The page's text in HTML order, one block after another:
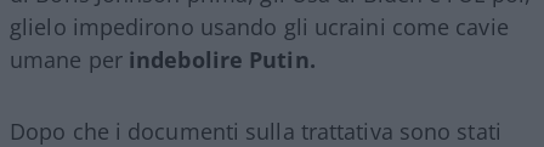
glielo impedirono usando gli ucraini come cavie
umane perindebolire Putin.
Dopo che i documenti sulla trattativa sono stati